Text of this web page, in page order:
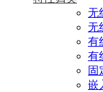
无
无
有
有
固
嵌